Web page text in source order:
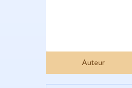
Auteur